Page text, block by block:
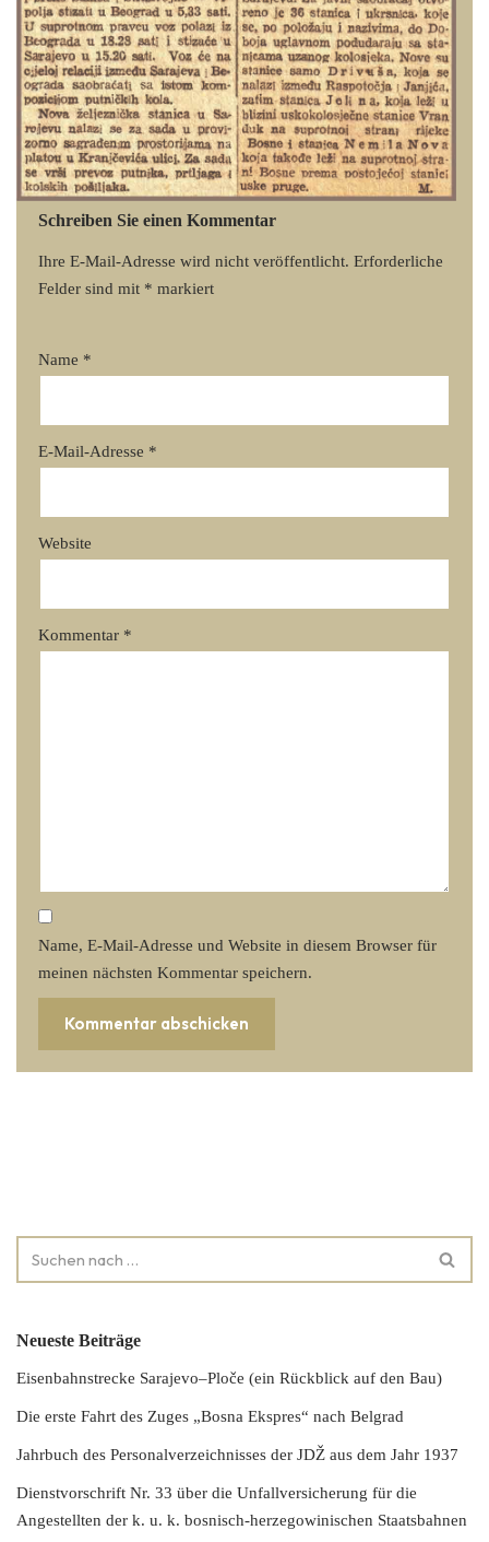
Schreiben Sie einen Kommentar
Ihre E-Mail-Adresse wird nicht veröffentlicht. Erforderliche
Felder sind mit * markiert
Name *
E-Mail-Adresse *
Website
Kommentar *
Name, E-Mail-Adresse und Website in diesem Browser für
meinen nächsten Kommentar speichern.
Neueste Beiträge
Eisenbahnstrecke Sarajevo–Ploče (ein Rückblick auf den Bau)
Die erste Fahrt des Zuges „Bosna Ekspres“ nach Belgrad
Jahrbuch des Personalverzeichnisses der JDŽ aus dem Jahr 1937
Dienstvorschrift Nr. 33 über die Unfallversicherung für die
Angestellten der k. u. k. bosnisch-herzegowinischen Staatsbahnen